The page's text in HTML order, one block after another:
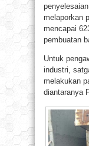
melaporkan
mencapai
pembuatan
Untuk
industri,
melakukan
diantaranya